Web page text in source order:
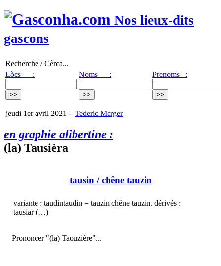
Nos lieux-dits
gascons
Recherche / Cèrca...
Lòcs :
Noms : Prenoms :
jeudi 1er avril 2021 - Tederic Merger
en graphie alibertine :
(la) Tausièra
tausin/ chêne tauzin
variante : taudintaudin = tauzin chêne tauzin. dérivés :
tausiar (…)
Prononcer "(la) Taouzière"...